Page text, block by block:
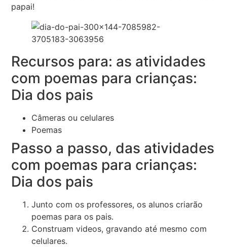
papai!
Recursos para: as atividades
com poemas para crianças:
Dia dos pais
Câmeras ou celulares
Poemas
Passo a passo, das atividades
com poemas para crianças:
Dia dos pais
Junto com os professores, os alunos criarão
poemas para os pais.
Construam videos, gravando até mesmo com
celulares.